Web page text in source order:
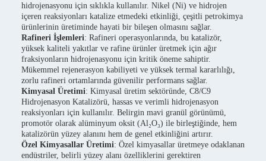
hidrojenasyonu için sıklıkla kullanılır. Nikel (Ni) ve hidrojen
içeren reaksiyonları katalize etmedeki etkinliği, çeşitli petrokimya
ürünlerinin üretiminde hayati bir bileşen olmasını sağlar.
Rafineri İşlemleri: Rafineri operasyonlarında, bu katalizör,
yüksek kaliteli yakıtlar ve rafine ürünler üretmek için ağır
fraksiyonların hidrojenasyonu için kritik öneme sahiptir.
Mükemmel rejenerasyon kabiliyeti ve yüksek termal kararlılığı,
zorlu rafineri ortamlarında güvenilir performans sağlar.
Kimyasal Üretimi: Kimyasal üretim sektöründe, C8/C9
Hidrojenasyon Katalizörü, hassas ve verimli hidrojenasyon
reaksiyonları için kullanılır. Belirgin mavi granül görünümü,
promotör olarak alüminyum oksit (Al₂O₃) ile birleştiğinde, hem
katalizörün yüzey alanını hem de genel etkinliğini artırır.
Özel Kimyasallar Üretimi: Özel kimyasallar üretmeye odaklanan
endüstriler, belirli yüzey alanı özelliklerini gerektiren